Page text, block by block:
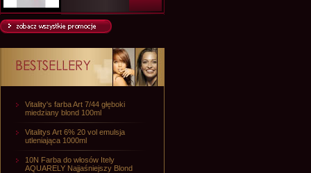
Vitality's farba Art 7/44 głęboki
miedziany blond 100ml
Vitalitys Art 6% 20 vol emulsja
utleniająca 1000ml
10N Farba do włosów Itely
AQUARELY Najjaśniejszy Blond